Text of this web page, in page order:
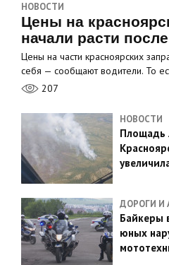
НОВОСТИ
Цены на
начали расти
Цены на части красноярских
себя — сообщают водители. То
207
НОВОСТИ
Площадь
ДОРОГИ И
Байкеры
юных